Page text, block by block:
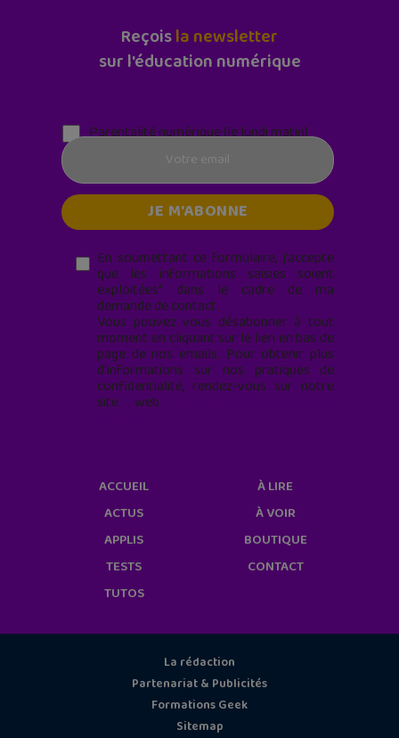
Reçoisla newsletter
sur l'éducation numérique
Parentalité numérique (le lundi matin)
En soumettant ce formulaire, j’accepte
que les informations saisies soient
exploitées* dans le cadre de ma
demande de contact.
Vous pouvez vous désabonner à tout
moment en cliquant sur le lien en bas de
page de nos emails. Pour obtenir plus
d'informations sur nos pratiques de
confidentialité, rendez-vous sur notre
site web
ACCUEIL
ACTUS
APPLIS
TESTS
TUTOS
À LIRE
À VOIR
BOUTIQUE
CONTACT
La rédaction
Partenariat & Publicités
Formations Geek
Sitemap